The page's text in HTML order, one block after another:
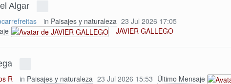
Algar
in Paisajes y naturaleza 23 Jul 2026 17:05
JAVIER GALLEGO
R in Paisajes y naturaleza 23 Jul 2026 15:53 Último Mensaje